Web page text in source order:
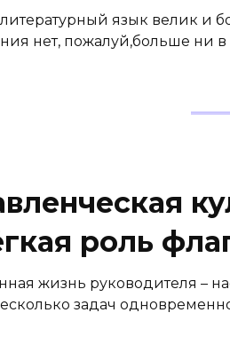
язык велик и
нет, пожалуй,больше ни
роль
жизнь руководителя –
задач